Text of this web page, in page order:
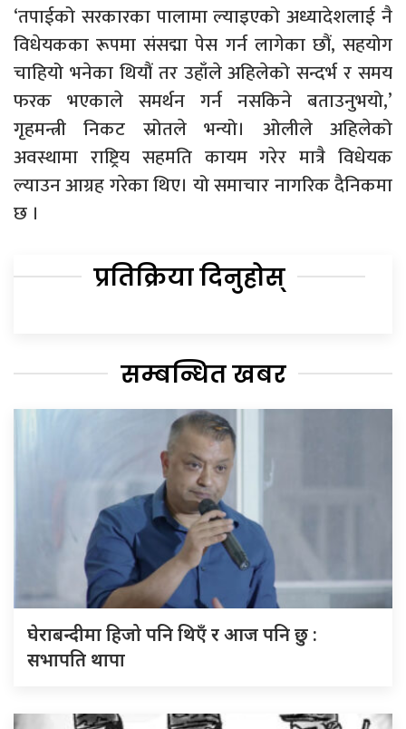
‘तपाईको सरकारका पालामा ल्याइएको अध्यादेशलाई नै
विधेयकका रूपमा संसद्मा पेस गर्न लागेका छौं, सहयोग
चाहियो भनेका थियौं तर उहाँले अहिलेको सन्दर्भ र समय
फरक भएकाले समर्थन गर्न नसकिने बताउनुभयो,’
गृहमन्त्री निकट स्रोतले भन्यो। ओलीले अहिलेको
अवस्थामा राष्ट्रिय सहमति कायम गरेर मात्रै विधेयक
ल्याउन आग्रह गरेका थिए। यो समाचार नागरिक दैनिकमा
छ ।
प्रतिक्रिया दिनुहोस्
सम्बन्धित खबर
घेराबन्दीमा हिजो पनि थिएँ र आज पनि छु :
सभापति थापा